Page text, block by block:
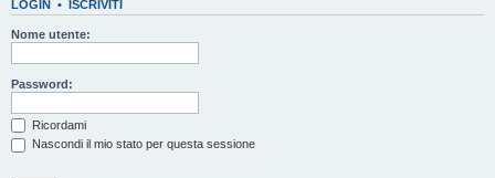
LOGIN • ISCRIVITI
Nome utente:
Password:
Ricordami
Nascondi il mio stato per questa sessione